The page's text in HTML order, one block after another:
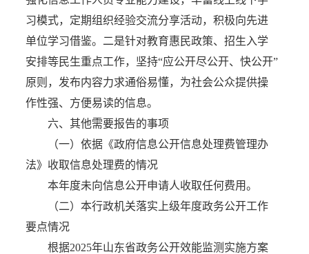
习模式，定期组织经验交流分享活动，积极向先进
单位学习借鉴。二是针对教育惠民政策、招生入学
安排等民生重点工作，坚持“应公开尽公开、快公开”
原则，发布内容力求通俗易懂，为社会公众提供操
作性强、方便易读的信息。
六、其他需要报告的事项
（一）依据《政府信息公开信息处理费管理办
法》收取信息处理费的情况
本年度未向信息公开申请人收取任何费用。
（二）本行政机关落实上级年度政务公开工作
要点情况
根据2025年山东省政务公开效能监测实施方案